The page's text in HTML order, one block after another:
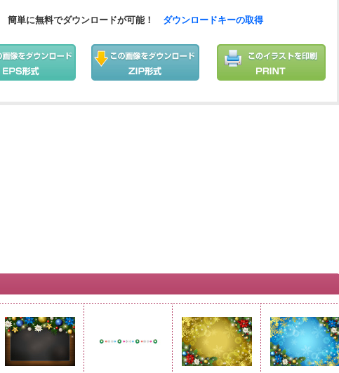
簡単に無料でダウンロードが可能！ ダウンロードキーの取得